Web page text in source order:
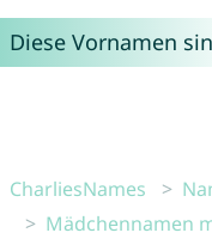
Diese Vornamen
CharliesNames
Mädchennamen